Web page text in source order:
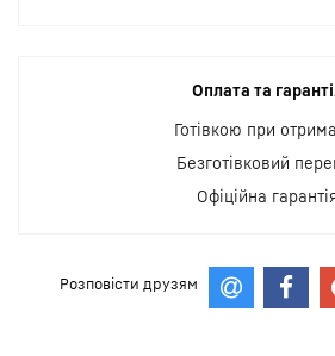
Оплата та
Готівкою при
Безготівковий
Офіційна гарантія
Розповісти друзям